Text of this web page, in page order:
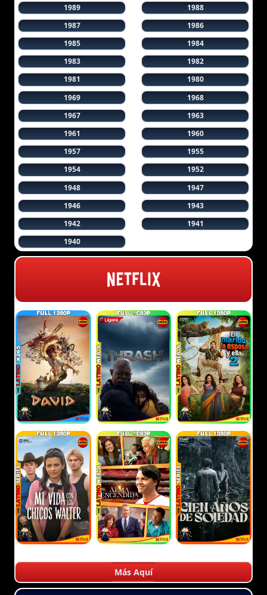
1989
1988
1987
1986
1985
1984
1983
1982
1981
1980
1969
1968
1967
1963
1961
1960
1957
1955
1954
1952
1948
1947
1946
1943
1942
1941
1940
Más Aquí